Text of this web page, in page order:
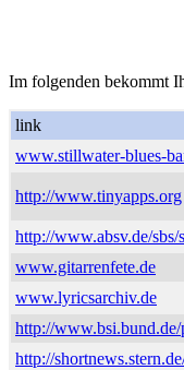
Im folgenden bekommt
link
www.stillwater-blues-
http://www.tinyapps.org
http://www.absv.de/
www.gitarrenfete.de
www.lyricsarchiv.de
http://
http://